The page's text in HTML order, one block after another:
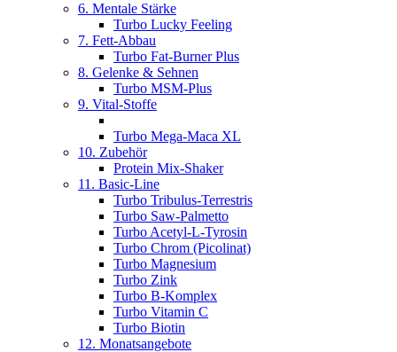
6. Mentale Stärke
Turbo Lucky Feeling
7. Fett-Abbau
Turbo Fat-Burner Plus
8. Gelenke & Sehnen
Turbo MSM-Plus
9. Vital-Stoffe
Turbo Mega-Maca XL
10. Zubehör
Protein Mix-Shaker
11. Basic-Line
Turbo Tribulus-Terrestris
Turbo Saw-Palmetto
Turbo Acetyl-L-Tyrosin
Turbo Chrom (Picolinat)
Turbo Magnesium
Turbo Zink
Turbo B-Komplex
Turbo Vitamin C
Turbo Biotin
12. Monatsangebote